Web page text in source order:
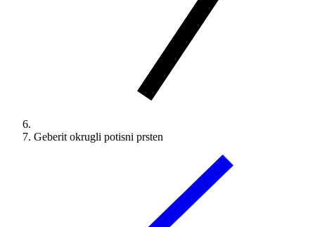
Geberit okrugli potisni prsten